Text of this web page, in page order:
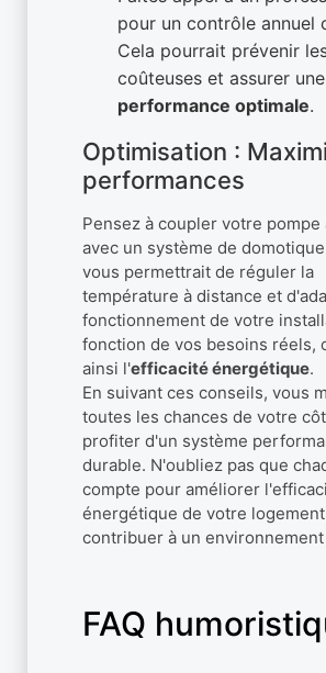
pour un contrôle annuel
Cela pourrait prévenir
coûteuses et assurer une
performance optimale.
Optimisation :
performances
Pensez à coupler votre pompe
avec un système de
vous permettrait de réguler la
température à distance et
fonctionnement de votre
fonction de vos besoins réels,
ainsi l'efficacité énergétique.
En suivant ces conseils, vous
toutes les chances de votre
profiter d'un système
durable. N'oubliez pas que
compte pour améliorer
énergétique de votre
contribuer à un
FAQ